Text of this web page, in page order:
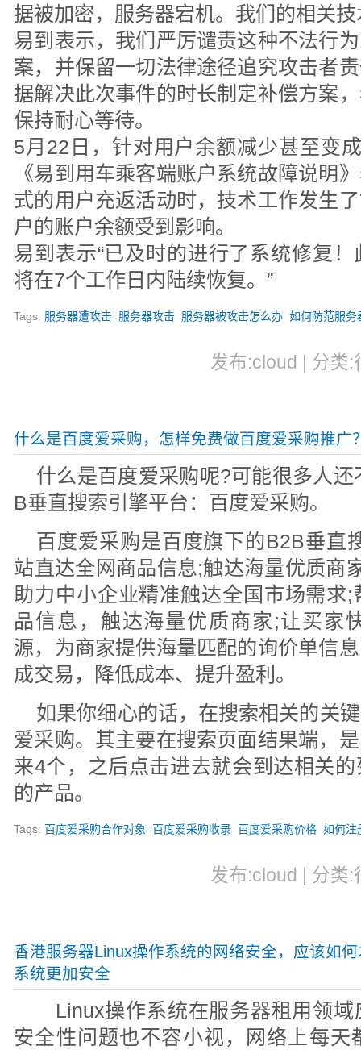
据被加密，服务器宕机。我们的相关
易到表示，我们严厉谴责这种不法行
案，并保留一切法律途径追究攻击者
据解决此次事件的时长制定补偿方案
保持耐心等待。
5月22日，针对用户余额减少甚至变
《易到用车乘客端账户系统故障说明
式的用户充返活动时，技术工作发生
户的账户余额受到影响。
易到表示“已及时的进行了系统修复
将在7个工作日内陆续恢复。”
Tags: 服务器遭攻击 服务器攻击 服务器被攻击怎么办 如何防范服务
发布:cloud | 分类:
什么是百度爱采购，怎样免费做百度爱采购推广
什么是百度爱采购呢?可能很多人
B垂直搜索引擎平台：百度爱采购。
百度爱采购是百度旗下的B2B垂直
站直达全网商品信息;触达海量优质商
助力中小企业精准触达全国市场需求
品信息，触达海量优质商家;让买家
源，为商家提供海量匹配的询价单信
成交易，降低成本、提升盈利。
如果你细心的话，在搜索相关的关
爱采购。其主要在搜索页面结果端，
来4个，之后点击进去就会到达相关
的产品。
Tags:百度爱采购合作对象 百度爱采购收录 百度爱采购价格 如何注
发布:cloud | 分类:
香港服务器Linux操作系统的网络安全，应该如
系统更加安全
Linux操作系统在服务器租用领域
安全性问题也不容小视，网络上每天